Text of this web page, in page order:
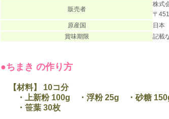
販売者
株式
〒
原産国
日本
賞味期限
記載
●ちまき の作り方
【材料】 10コ分
・上新粉 100g ・浮粉 25g ・砂糖
・笹葉 30枚